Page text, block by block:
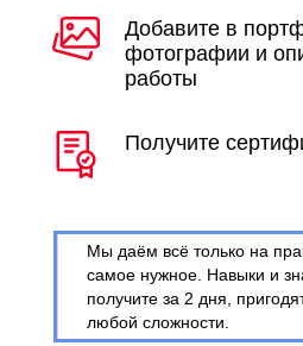
Добавите в
фотографии и
работы
Получите
Мы даём всё только на
самое нужное. Навыки и
получите за 2 дня,
любой сложности.